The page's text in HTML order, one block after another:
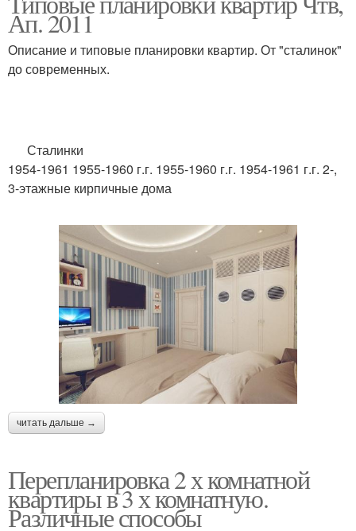
Ап. 2011
Описание и типовые планировки квартир. От "сталинок"
до современных.
Сталинки
1954-1961 1955-1960 г.г. 1955-1960 г.г. 1954-1961 г.г. 2-,
3-этажные кирпичные дома
читать дальше →
Перепланировка 2 х комнатной
квартиры в 3 х комнатную.
Различные способы